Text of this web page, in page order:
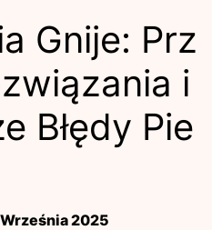
Gnije: Prz
i
Błędy Pie
2025